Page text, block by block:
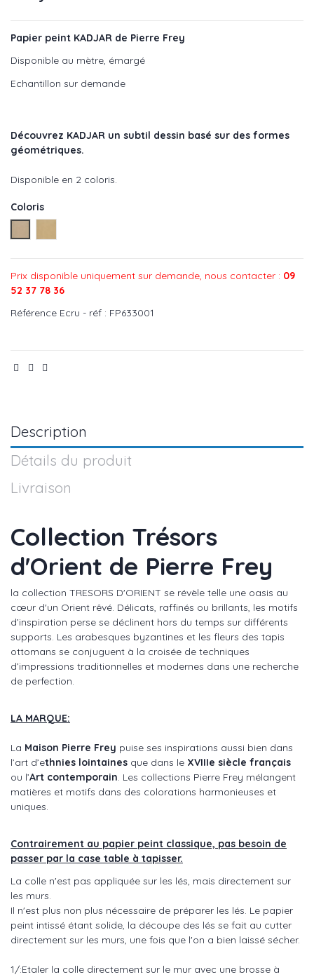
Papier peint KADJAR de Pierre Frey
Disponible au mètre, émargé
Echantillon sur demande
Découvrez KADJAR un subtil dessin basé sur des formes
géométriques.
Disponible en 2 coloris.
Coloris
Prix disponible uniquement sur demande, nous contacter : 09
52 37 78 36
Référence Ecru - réf : FP633001
Description
Détails du produit
Livraison
Collection Trésors
d'Orient de Pierre Frey
la collection TRESORS D'ORIENT se révèle telle une oasis au
cœur d'un Orient rêvé. Délicats, raffinés ou brillants, les motifs
d’inspiration perse se déclinent hors du temps sur différents
supports. Les arabesques byzantines et les fleurs des tapis
ottomans se conjuguent à la croisée de techniques
d’impressions traditionnelles et modernes dans une recherche
de perfection.
LA MARQUE:
La Maison Pierre Frey puise ses inspirations aussi bien dans
l’art d’ethnies lointaines que dans le XVIIIe siècle français
ou l’Art contemporain. Les collections Pierre Frey mélangent
matières et motifs dans des colorations harmonieuses et
uniques.
Contrairement au papier peint classique, pas besoin de
passer par la case table à tapisser.
La colle n'est pas appliquée sur les lés, mais directement sur
les murs.
Il n'est plus non plus nécessaire de préparer les lés. Le papier
peint intissé étant solide, la découpe des lés se fait au cutter
directement sur les murs, une fois que l'on a bien laissé sécher.
1/:Etaler la colle directement sur le mur avec une brosse à